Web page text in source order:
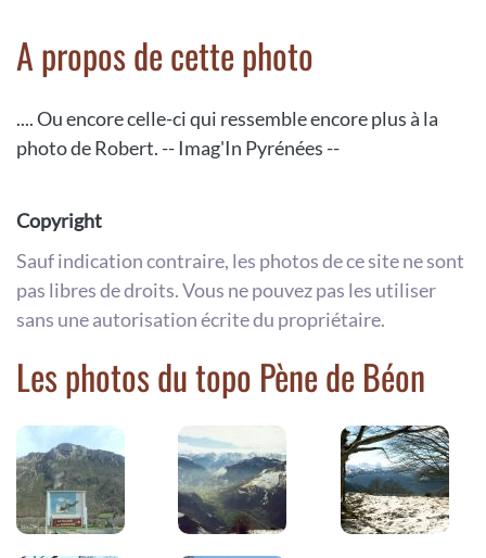
A propos de cette photo
.... Ou encore celle-ci qui ressemble encore plus à la
photo de Robert. -- Imag'In Pyrénées --
Copyright
Sauf indication contraire, les photos de ce site ne sont
pas libres de droits. Vous ne pouvez pas les utiliser
sans une autorisation écrite du propriétaire.
Les photos du topo Pène de Béon